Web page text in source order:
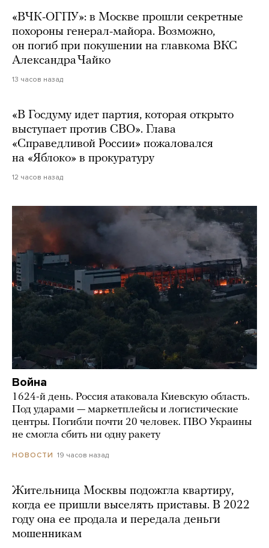
«ВЧК-ОГПУ»: в Москве прошли секретные
похороны генерал-майора. Возможно,
он погиб при покушении на главкома ВКС
Александра Чайко
13 часов назад
«В Госдуму идет партия, которая открыто
выступает против СВО». Глава
«Справедливой России» пожаловался
на «Яблоко» в прокуратуру
12 часов назад
Война
1624-й день. Россия атаковала Киевскую область.
Под ударами — маркетплейсы и логистические
центры. Погибли почти 20 человек. ПВО Украины
не смогла сбить ни одну ракету
НОВОСТИ 19 часов назад
Жительница Москвы подожгла квартиру,
когда ее пришли выселять приставы. В 2022
году она ее продала и передала деньги
мошенникам